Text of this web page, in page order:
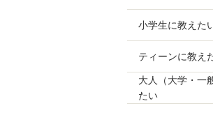
小学生に教えた
ティーンに教え
大人（大学・一
たい